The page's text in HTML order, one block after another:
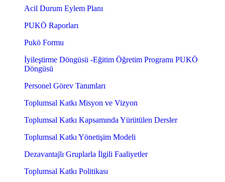
Acil Durum Eylem Planı
PUKÖ Raporları
Pukö Formu
İyileştirme Döngüsü -Eğitim Öğretim Programı PUKÖ
Döngüsü
Personel Görev Tanımları
Toplumsal Katkı Misyon ve Vizyon
Toplumsal Katkı Kapsamında Yürütülen Dersler
Toplumsal Katkı Yönetişim Modeli
Dezavantajlı Gruplarla İlgili Faaliyetler
Toplumsal Katkı Politikası